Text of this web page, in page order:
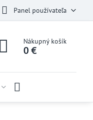
Panel používateľa
Nákupný košík
0 €